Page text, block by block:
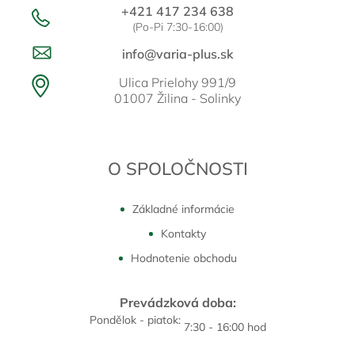
+421 417 234 638
(Po-Pi 7:30-16:00)
info@varia-plus.sk
Ulica Prielohy 991/9
01007 Žilina - Solinky
O SPOLOČNOSTI
Základné informácie
Kontakty
Hodnotenie obchodu
Prevádzková doba:
Pondělok - piatok: 7:30 - 16:00 hod